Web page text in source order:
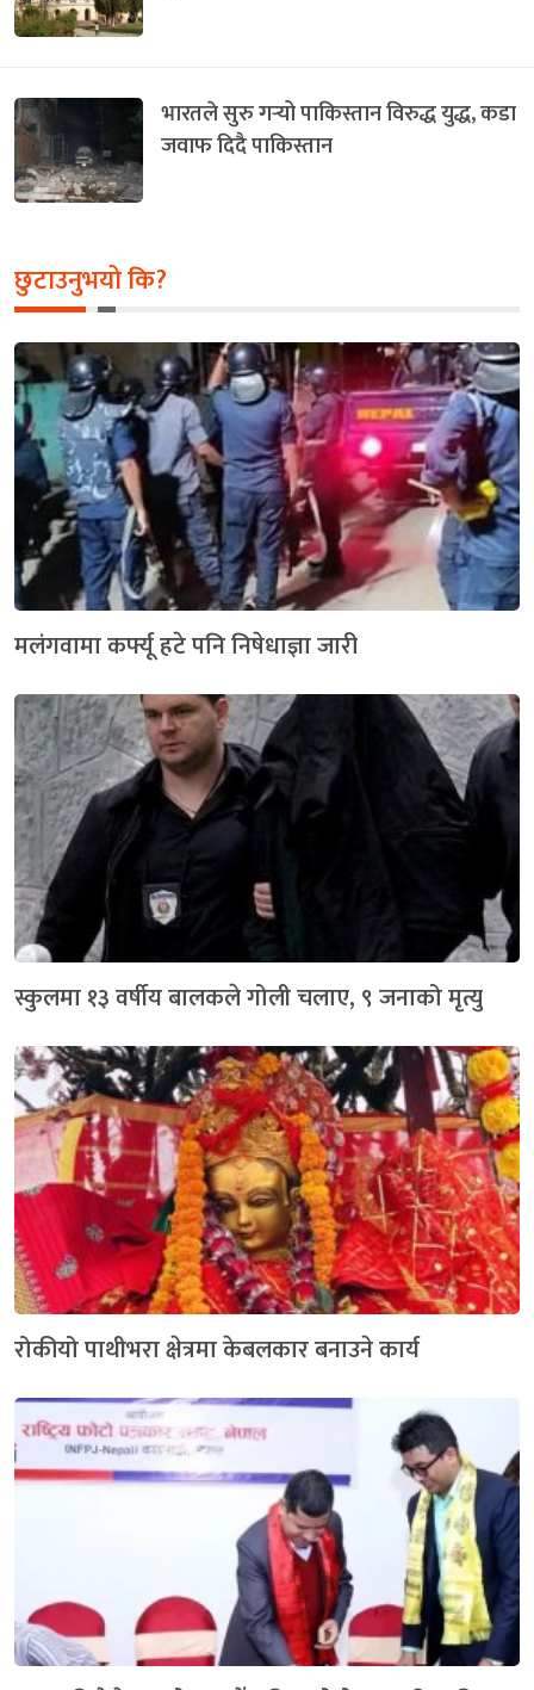
भारतले सुरु गर्‍यो पाकिस्तान विरुद्ध युद्ध, कडा
जवाफ दिदै पाकिस्तान
छुटाउनुभयो कि?
मलंगवामा कर्फ्यू हटे पनि निषेधाज्ञा जारी
स्कुलमा १३ वर्षीय बालकले गोली चलाए, ९ जनाको मृत्यु
रोकीयो पाथीभरा क्षेत्रमा केबलकार बनाउने कार्य